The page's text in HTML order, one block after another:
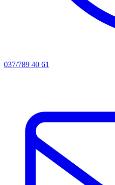
037/789 40 61